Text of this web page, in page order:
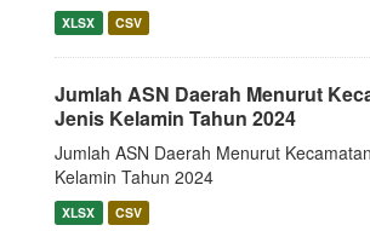
XLSX CSV
Jumlah ASN Daerah Menurut
Jenis Kelamin Tahun 2024
Jumlah ASN Daerah Menurut
Kelamin Tahun 2024
XLSX CSV